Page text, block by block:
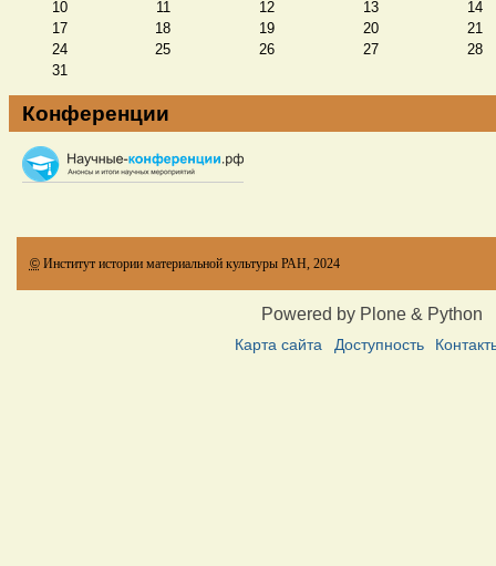
10 11 12 13
14
17
18 19 20
21
24
25 26 27
28
31
Конференции
© Институт истории материальной культуры РАН, 2024
Powered by Plone & Python
Карта сайта Доступность